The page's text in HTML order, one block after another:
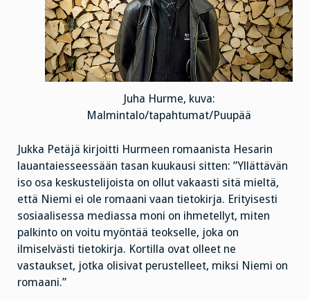
Juha Hurme, kuva:
Malmintalo/tapahtumat/Puupää
Jukka Petäjä kirjoitti Hurmeen romaanista Hesarin
lauantaiesseessään tasan kuukausi sitten: ”Yllättävän
iso osa keskustelijoista on ollut vakaasti sitä mieltä,
että Niemi ei ole romaani vaan tietokirja. Erityisesti
sosiaalisessa mediassa moni on ihmetellyt, miten
palkinto on voitu myöntää teokselle, joka on
ilmiselvästi tietokirja. Kortilla ovat olleet ne
vastaukset, jotka olisivat perustelleet, miksi Niemi on
romaani.”